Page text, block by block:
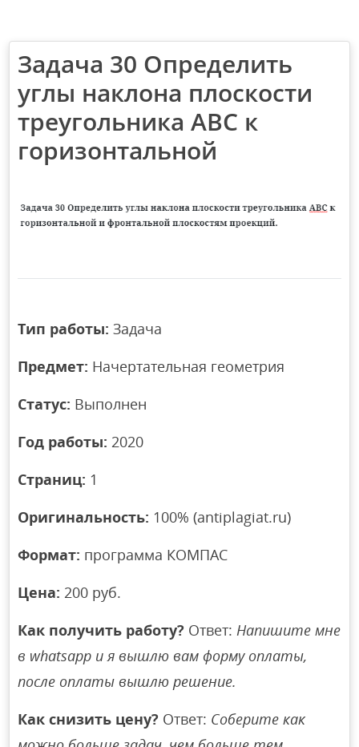
Задача 30 Определить
углы наклона плоскости
треугольника АВС к
горизонтальной
Тип работы: Задача
Предмет: Начертательная геометрия
Статус: Выполнен
Год работы: 2020
Страниц: 1
Оригинальность: 100% (antiplagiat.ru)
Формат: программа КОМПАС
Цена: 200 руб.
Как получить работу? Ответ:Напишите мне
в whatsapp и я вышлю вам форму оплаты,
после оплаты вышлю решение.
Как снизить цену? Ответ: Соберите как